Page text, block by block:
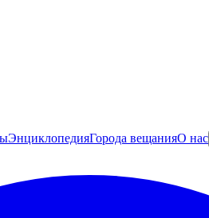
ЭнциклопедияГорода вещанияО нас